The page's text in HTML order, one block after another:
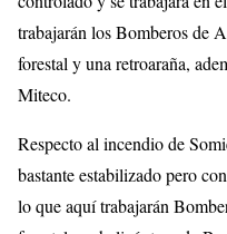
trabajarán los Bomberos de
forestal y una retroaraña,
Miteco.
Respecto al incendio de
bastante estabilizado pero
lo que aquí trabajarán